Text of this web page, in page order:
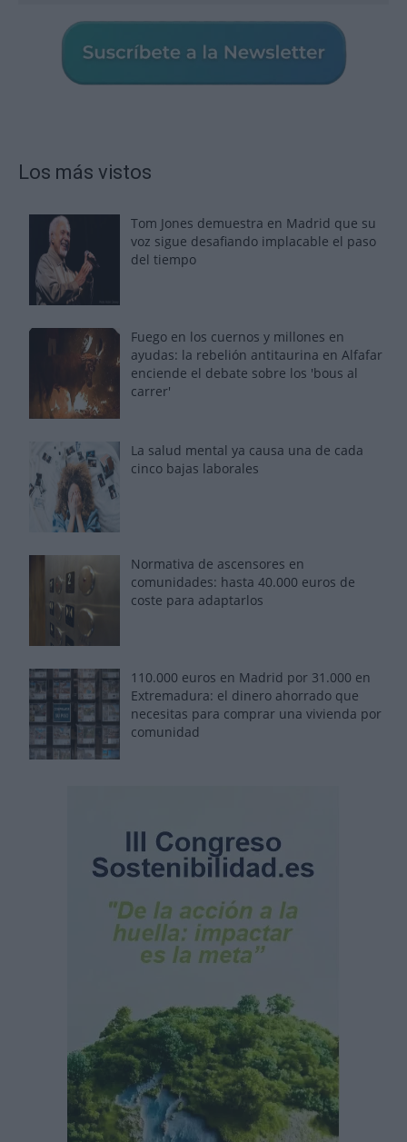
Los más vistos
Tom Jones demuestra en Madrid que su
voz sigue desafiando implacable el paso
del tiempo
Fuego en los cuernos y millones en
ayudas: la rebelión antitaurina en Alfafar
enciende el debate sobre los 'bous al
carrer'
La salud mental ya causa una de cada
cinco bajas laborales
Normativa de ascensores en
comunidades: hasta 40.000 euros de
coste para adaptarlos
110.000 euros en Madrid por 31.000 en
Extremadura: el dinero ahorrado que
necesitas para comprar una vivienda por
comunidad